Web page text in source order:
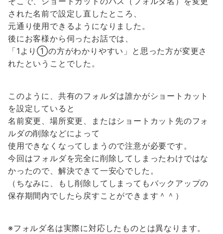
された名前で設定し直したところ、
元通り使用できるようになりました。
後にお客様から伺ったお話では、
「1より①の方がわかりやすい」と思った方が変更さ
れたということでした。
このように、共有のフォルダは誰かがショートカット
を設定していると
名前変更、場所変更、またはショートカット先のフォ
ルダの削除などによって
使用できなくなってしまうので注意が必要です。
今回はフォルダを完全に削除してしまったわけではな
かったので、解決できて一安心でした。
（ちなみに、もし削除してしまってもバックアップの
保存期間内でしたら戻すことができます＾＾）
※フォルダ名は実際に対応したものとは異なります。